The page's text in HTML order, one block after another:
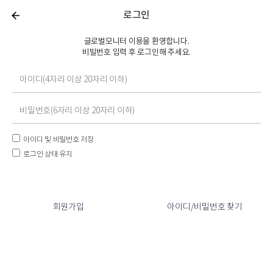
로그인
글로벌모니터 이용을 환영합니다.
비빌번호 입력 후 로그인해 주세요.
아이디 및 비밀번호 저장
로그인 상태 유지
회원가입 아이디/비밀번호 찾기